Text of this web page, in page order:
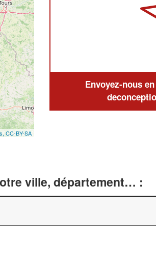
CC-BY-SA
Envoyez-nous
ville, département… :